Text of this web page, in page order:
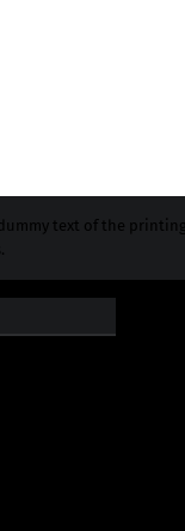
text of the